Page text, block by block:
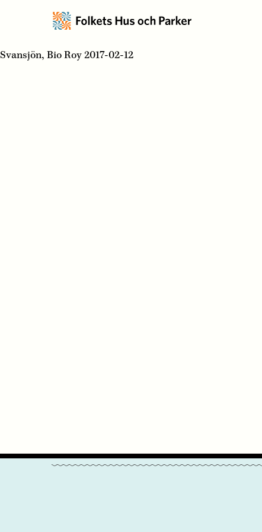
Svansjön, Bio Roy 2017-02-12